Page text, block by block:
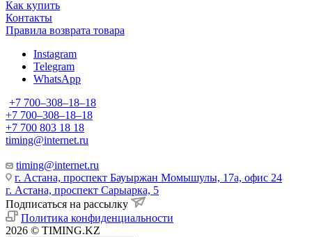
Как купить
Контакты
Правила возврата товара
Instagram
Telegram
WhatsApp
+7 700‒308‒18‒18
+7 700‒308‒18‒18
+7 700 803 18 18
timing@internet.ru
timing@internet.ru
г. Астана, проспект Бауыржан Момышулы, 17а, офис 24
г. Астана, проспект Сарыарка, 5
Подписаться на рассылку
Политика конфиденциальности
2026 © TIMING.KZ